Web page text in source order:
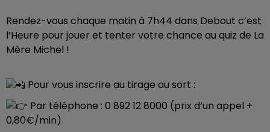
Rendez-vous chaque matin à 7h44 dans Debout c’est
l’Heure pour jouer et tenter votre chance au quiz de La
Mère Michel !
Pour vous inscrire au tirage au sort :
Par téléphone : 0 892 12 8000 (prix d’un appel +
0,80€/min)